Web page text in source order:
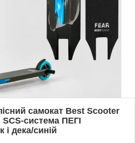
самокат Best Scooter
система ПЕГІ
і дека/синій